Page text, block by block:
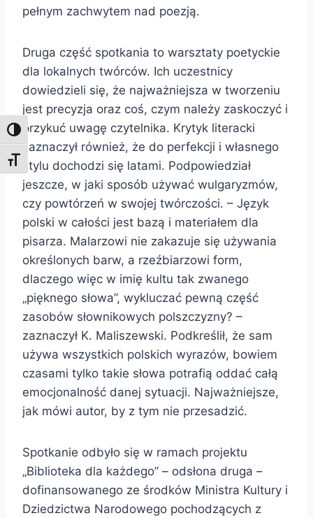
Toggle High Contrast
Toggle Font size
pełnym zachwytem nad poezją.
Druga część spotkania to warsztaty poetyckie
dla lokalnych twórców. Ich uczestnicy
dowiedzieli się, że najważniejsza w tworzeniu
jest precyzja oraz coś, czym należy zaskoczyć i
przykuć uwagę czytelnika. Krytyk literacki
zaznaczył również, że do perfekcji i własnego
stylu dochodzi się latami. Podpowiedział
jeszcze, w jaki sposób używać wulgaryzmów,
czy powtórzeń w swojej twórczości. – Język
polski w całości jest bazą i materiałem dla
pisarza. Malarzowi nie zakazuje się używania
określonych barw, a rzeźbiarzowi form,
dlaczego więc w imię kultu tak zwanego
„pięknego słowa”, wykluczać pewną część
zasobów słownikowych polszczyzny? –
zaznaczył K. Maliszewski. Podkreślił, że sam
używa wszystkich polskich wyrazów, bowiem
czasami tylko takie słowa potrafią oddać całą
emocjonalność danej sytuacji. Najważniejsze,
jak mówi autor, by z tym nie przesadzić.
Spotkanie odbyło się w ramach projektu
„Biblioteka dla każdego” – odsłona druga –
dofinansowanego ze środków Ministra Kultury i
Dziedzictwa Narodowego pochodzących z